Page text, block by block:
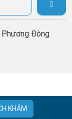
KHÁM
Đông